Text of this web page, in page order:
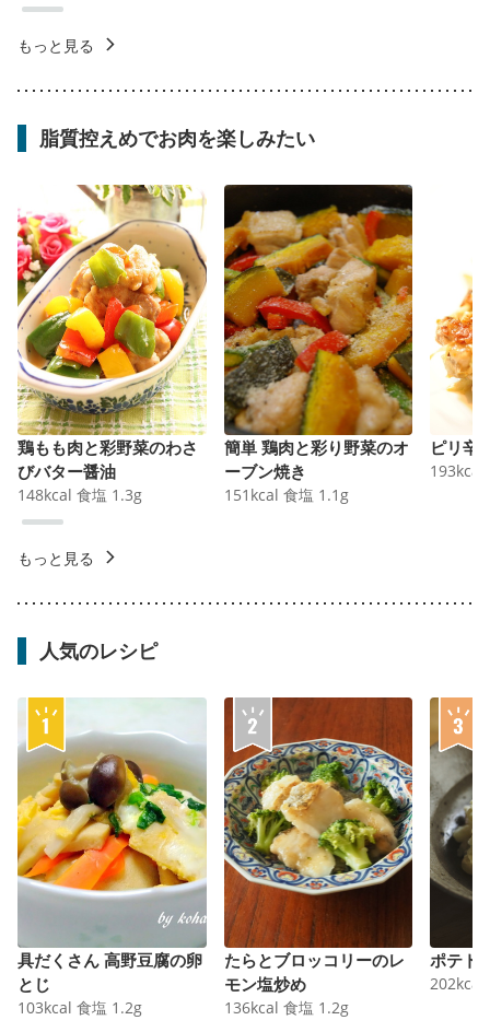
もっと見る
脂質控えめでお肉を楽しみたい
鶏もも肉と彩野菜のわさ
びバター醤油
148kcal 食塩 1.3g
簡単 鶏肉と彩り野菜のオ
ーブン焼き
151 kcal 食塩 1.1 g
ピリ辛
193kcal
もっと見る
人気のレシピ
具だくさん 高野豆腐の卵
とじ
103kcal 食塩 1.2g
たらとブロッコリーのレ
モン塩炒め
136kcal 食塩 1.2g
ポテト
202kcal